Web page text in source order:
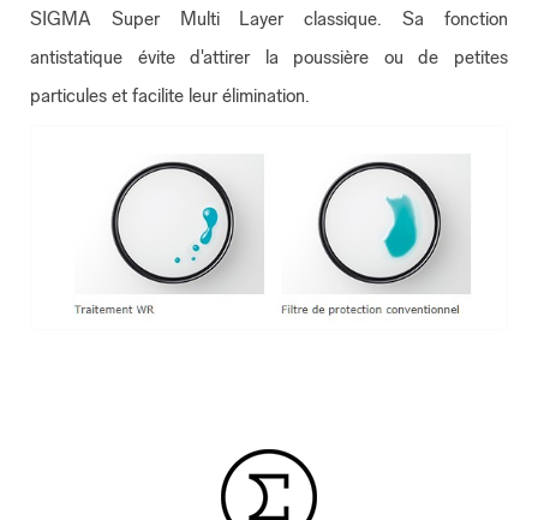
SIGMA Super Multi Layer classique. Sa fonction
antistatique évite d'attirer la poussière ou de petites
particules et facilite leur élimination.